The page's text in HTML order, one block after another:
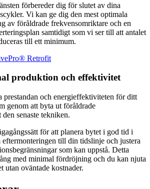
förbereder dig för slutet av dina
Vi kan ge dig den mest optimala
av föråldrade frekvensomriktare och en
samtidigt som vi ser till att antalet
till ett minimum.
Retrofit
produktion och effektivitet
prestandan och energieffektiviteten för ditt
genom att byta ut föråldrade
senaste tekniken.
för att planera bytet i god tid i
eftermonteringen till din tidslinje och justera
som kan uppstå. Detta
med minimal fördröjning och du kan njuta
oväntade kostnader.